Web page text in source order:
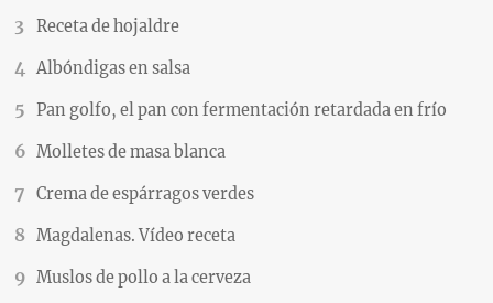
Receta de hojaldre
Albóndigas en salsa
Pan golfo, el pan con fermentación retardada en frío
Molletes de masa blanca
Crema de espárragos verdes
Magdalenas. Vídeo receta
Muslos de pollo a la cerveza